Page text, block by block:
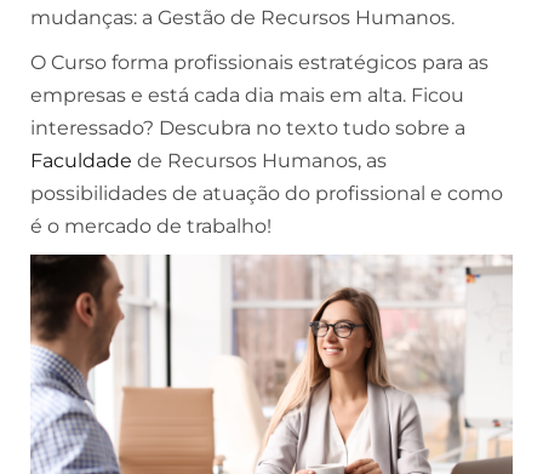
mudanças: a Gestão de Recursos Humanos.
O Curso forma profissionais estratégicos para as
empresas e está cada dia mais em alta. Ficou
interessado? Descubra no texto tudo sobre a
Faculdade de Recursos Humanos, as
possibilidades de atuação do profissional e como
é o mercado de trabalho!